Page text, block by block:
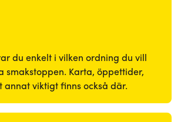
du enkelt i vilken ordning du vill
smakstoppen. Karta, öppettider,
annat viktigt finns också där.